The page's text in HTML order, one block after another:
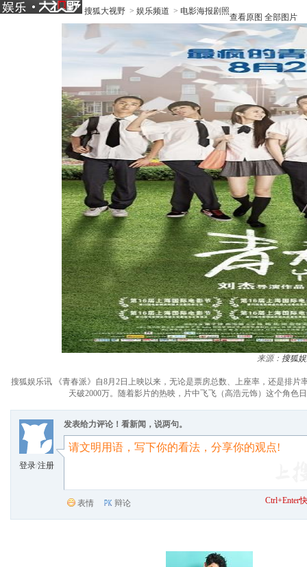
搜狐大视野 > 娱乐频道 > 电影海报剧照
查看原图 全部图片
来源： 搜狐
搜狐娱乐讯 《青春派》自8月2日上映以来，无论是票房总数、上座率，还是排
天破2000万。随着影片的热映，片中飞飞（高浩元饰）这个角
登录/注册
发表给力评论！看新闻，说两句。
表情 辩论 Ctrl+Enter